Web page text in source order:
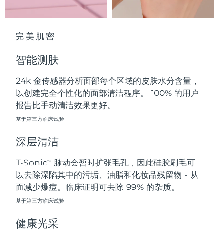
完美肌密
智能测肤
24k 金传感器分析面部每个区域的皮肤水分含量，
以创建完全个性化的面部清洁程序。 100% 的用户
报告比手动清洁效果更好。
基于第三方临床试验
深层清洁
T-SonicTM
脉动会暂时扩张毛孔，因此硅胶刷毛可
以去除深陷其中的污垢、油脂和化妆品残留物 - 从
而减少爆痘。临床证明可去除 99% 的杂质。
基于第三方临床试验
健康光采
卢森堡 预计送达日期 8/10/26
马耳他
墨西哥 预计送达日期 8/14/26
摩纳哥
荷兰
新西兰 预计送达日期8/10/26
挪威 预计送达日期